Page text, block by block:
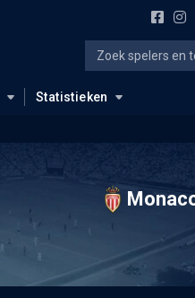
Statistieken